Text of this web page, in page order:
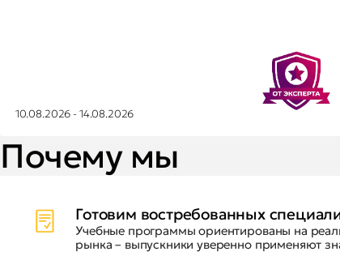
10.08.2026 - 14.08.2026
Почему мы
Готовим востребованных
Учебные программы ориентированы на
рынка – выпускники уверенно применяют